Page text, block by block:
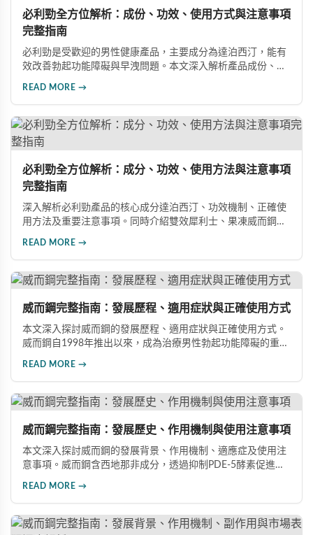
必利勁全方位解析：成份、功效、使用方式與注意事項
完整指南
必利勁是受歡迎的男性健康產品，主要成分為達泊西汀，能有
效改善勃起功能障礙與早洩問題。本文深入解析產品成份、功
READ MORE →
必利勁全方位解析：成分、功效、使用方法與注意事項
完整指南
深入解析必利勁產品的核心成分達泊西汀、功效機制、正確使
用方法及重要注意事項。同時介紹雙效犀利士、果凍威而鋼雙
READ MORE →
威而鋼完整指南：發展歷程、適用症狀與正確使用方式
本文深入探討威而鋼的發展歷程、適用症狀與正確使用方式。
威而鋼自1998年推出以來，成為治療男性勃起功能障礙的重要
READ MORE →
威而鋼完整指南：發展歷史、作用機制與使用注意事項
本文深入探討威而鋼的發展背景、作用機制、適應症及使用注
意事項。威而鋼含西地那非成分，透過抑制PDE-5酵素促進血
READ MORE →